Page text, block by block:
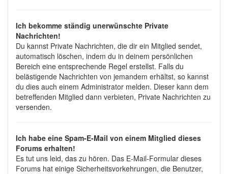
Ich bekomme ständig unerwünschte Private
Nachrichten!
Du kannst Private Nachrichten, die dir ein Mitglied sendet,
automatisch löschen, indem du in deinem persönlichen
Bereich eine entsprechende Regel erstellst. Falls du
belästigende Nachrichten von jemandem erhältst, so kannst
du dies auch einem Administrator melden. Dieser kann dem
betreffenden Mitglied dann verbieten, Private Nachrichten zu
versenden.
Ich habe eine Spam-E-Mail von einem Mitglied dieses
Forums erhalten!
Es tut uns leid, das zu hören. Das E-Mail-Formular dieses
Forums hat einige Sicherheitsvorkehrungen, die Benutzer,